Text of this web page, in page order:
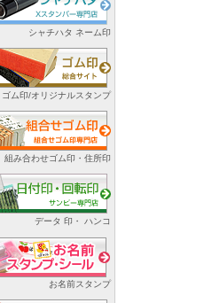
シャチハタ ネーム印
ゴム印/オリジナルスタンプ
組み合わせゴム印・住所印
データ 印・ ハンコ
お名前スタンプ